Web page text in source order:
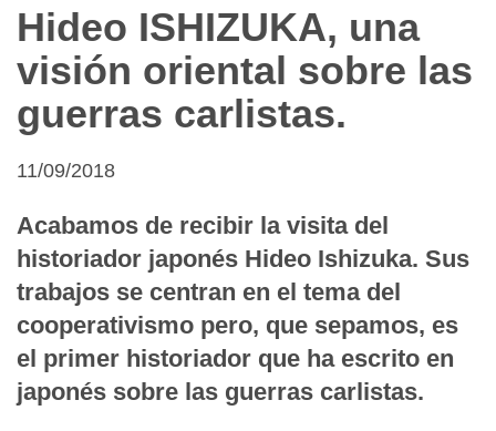
Hideo ISHIZUKA, una
visión oriental sobre las
guerras carlistas.
11/09/2018
Acabamos de recibir la visita del
historiador japonés Hideo Ishizuka. Sus
trabajos se centran en el tema del
cooperativismo pero, que sepamos, es
el primer historiador que ha escrito en
japonés sobre las guerras carlistas.